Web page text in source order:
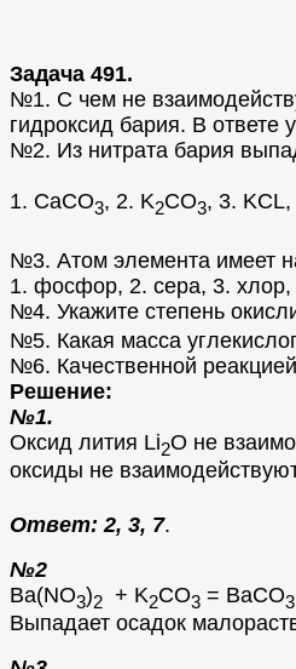
Задача 491.
№1. С чем не
гидроксид бария. В ответе
№2. Из нитрата бария
1. CaCO3, 2. K2CO3, 3.
№3. Атом элемента имеет
1. фосфор, 2. сера, 3. хлор,
№4. Укажите степень
№5. Какая масса
№6. Качественной
Решение:
№1.
Оксид лития Li2O не
оксиды не
Ответ: 2, 3, 7.
№2
Ba(NO3)2 + K2CO3 = BaCO3
Выпадает осадок